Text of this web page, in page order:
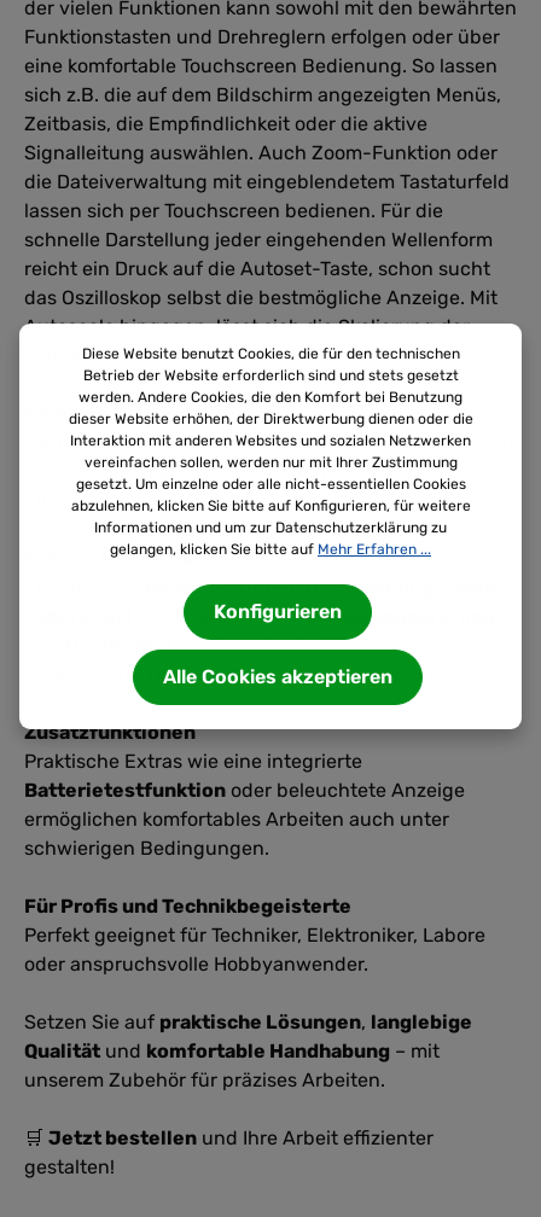
der vielen Funktionen kann sowohl mit den bewährten
Funktionstasten und Drehreglern erfolgen oder über
eine komfortable Touchscreen Bedienung. So lassen
sich z.B. die auf dem Bildschirm angezeigten Menüs,
Zeitbasis, die Empfindlichkeit oder die aktive
Signalleitung auswählen. Auch Zoom-Funktion oder
die Dateiverwaltung mit eingeblendetem Tastaturfeld
lassen sich per Touchscreen bedienen. Für die
schnelle Darstellung jeder eingehenden Wellenform
reicht ein Druck auf die Autoset-Taste, schon sucht
das Oszilloskop selbst die bestmögliche Anzeige. Mit
Autoscale hingegen, lässt sich die Skalierung der
Zeitbasis anwenderfreundlich anpassen.
Komfortables Handling
Die robuste Bauweise und ergonomische Form sorgen
für einfache Handhabung – auch im täglichen
Einsatz.
Präzise Messfunktionen
Messfunktionen für Spannung, Strom,
sowie
akustische Durchgangsprüfung
Diodentestmachen das Gerät zum idealen
Werkzeug für Diagnose- und Wartungsarbeiten.
Zusatzfunktionen
Praktische Extras wie eine integrierte
Batterietestfunktion oder beleuchtete Anzeige
ermöglichen komfortables Arbeiten auch unter
schwierigen Bedingungen.
Für Profis und Technikbegeisterte
Perfekt geeignet für Techniker, Elektroniker, Labore
oder anspruchsvolle Hobbyanwender.
Setzen Sie auf praktische Lösungen, langlebige
Qualität und komfortable Handhabung – mit
unserem Zubehör für präzises Arbeiten.
🛒 Jetzt bestellen und Ihre Arbeit effizienter
gestalten!
Diese Website benutzt Cookies, die für den technischen
Betrieb der Website erforderlich sind und stets gesetzt
werden. Andere Cookies, die den Komfort bei Benutzung
dieser Website erhöhen, der Direktwerbung dienen oder die
Interaktion mit anderen Websites und sozialen Netzwerken
vereinfachen sollen, werden nur mit Ihrer Zustimmung
gesetzt. Um einzelne oder alle nicht-essentiellen Cookies
abzulehnen, klicken Sie bitte auf Konfigurieren, für weitere
Informationen und um zur Datenschutzerklärung zu
gelangen, klicken Sie bitte auf Mehr Erfahren ...
Konfigurieren
Alle Cookies akzeptieren